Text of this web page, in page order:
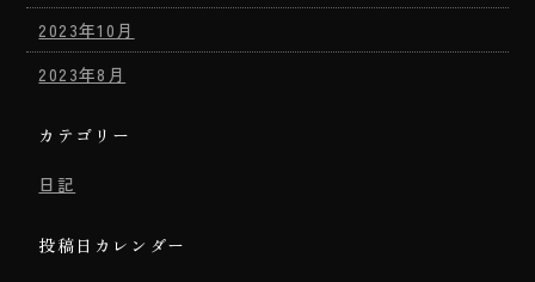
2023年10月
2023年8月
カテゴリー
日記
投稿日カレンダー